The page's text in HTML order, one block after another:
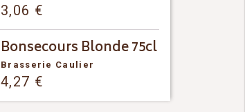
3,06 €
Bonsecours Blonde 75cl
Brasserie Caulier
4,27 €